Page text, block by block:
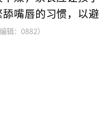
嘴唇的习惯，以避
辑：0882）